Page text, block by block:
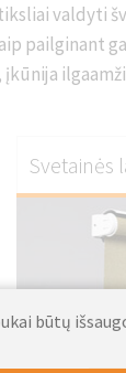
valdyti
pailginant
Svetainės
būtų